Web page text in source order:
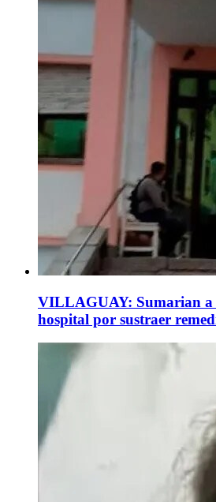
VILLAGUAY: Sumarian a
hospital por sustraer